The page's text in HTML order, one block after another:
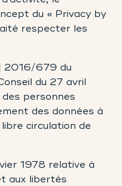
du « Privacy by
respecter les
2016/679 du
du 27 avril
personnes
des données à
circulation de
1978 relative à
aux libertés